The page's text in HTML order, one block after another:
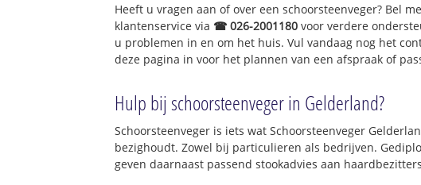
Heeft u vragen aan of over een schoorsteenveger? Bel
klantenservice via ☎ 026-2001180 voor verdere
u problemen in en om het huis. Vul vandaag nog het
deze pagina in voor het plannen van een afspraak of
Hulp bij schoorsteenveger in Gelderland?
Schoorsteenveger is iets wat Schoorsteenveger
bezighoudt. Zowel bij particulieren als bedrijven.
geven daarnaast passend stookadvies aan